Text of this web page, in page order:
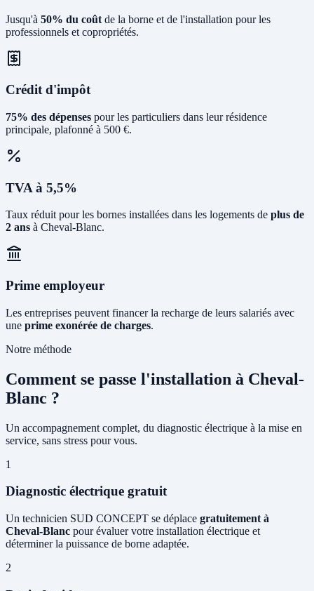
Jusqu'à 50% du coût de la borne et de l'installation pour les
professionnels et copropriétés.
Crédit d'impôt
75% des dépenses pour les particuliers dans leur résidence
principale, plafonné à 500 €.
TVA à 5,5%
Taux réduit pour les bornes installées dans les logements de plus de
2 ans à Cheval-Blanc.
Prime employeur
Les entreprises peuvent financer la recharge de leurs salariés avec
une prime exonérée de charges.
Notre méthode
Comment se passe l'installation à Cheval-
Blanc ?
Un accompagnement complet, du diagnostic électrique à la mise en
service, sans stress pour vous.
1
Diagnostic électrique gratuit
Un technicien SUD CONCEPT se déplace gratuitement à
Cheval-Blanc pour évaluer votre installation électrique et
déterminer la puissance de borne adaptée.
2